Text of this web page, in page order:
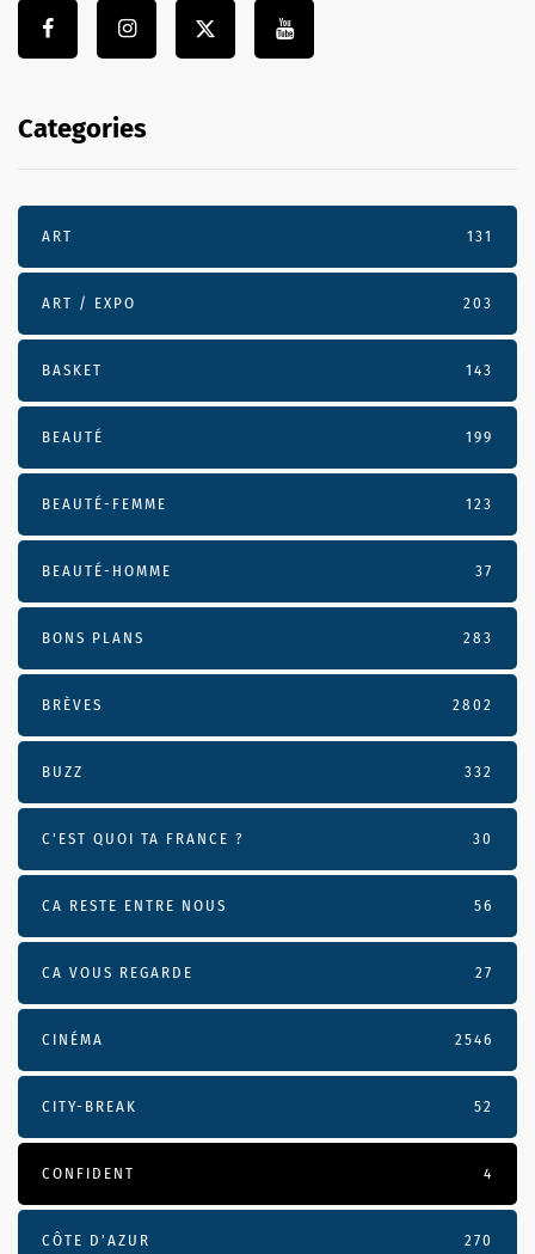
Categories
ART 131
ART / EXPO 203
BASKET 143
BEAUTÉ 199
BEAUTÉ-FEMME 123
BEAUTÉ-HOMME 37
BONS PLANS 283
BRÈVES 2802
BUZZ 332
C'EST QUOI TA FRANCE ? 30
CA RESTE ENTRE NOUS 56
CA VOUS REGARDE 27
CINÉMA 2546
CITY-BREAK 52
CONFIDENT 4
CÔTE D’AZUR 270